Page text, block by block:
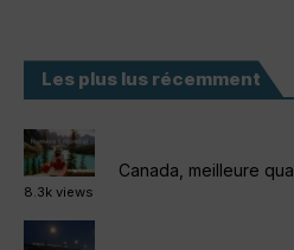
Les plus lus récemment
Canada, meilleure
8.3k views